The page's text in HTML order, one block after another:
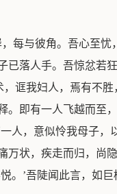
每与彼角。吾心至忧
已落人手。吾惊忿若
诓我妇人，焉有不
即有一人飞越而至
人，意似怜我母子，
万状，疾走而归，尚
。’吾陡闻此言，如巨